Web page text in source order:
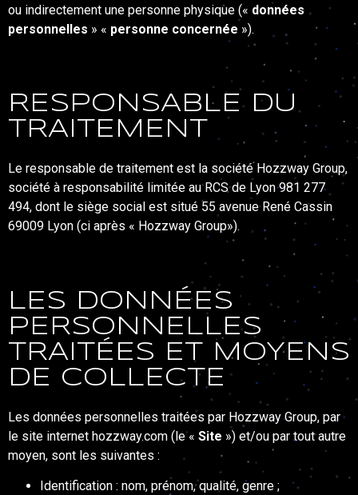
ou indirectement une personne physique (« données
personnelles » « personne concernée »).
RESPONSABLE DU
TRAITEMENT
Le responsable de traitement est la société Hozzway Group,
société à responsabilité limitée au RCS de Lyon 981 277
494, dont le siège social est situé 55 avenue René Cassin
69009 Lyon (ci après « Hozzway Group»).
LES DONNÉES
PERSONNELLES
TRAITÉES ET MOYENS
DE COLLECTE
Les données personnelles traitées par Hozzway Group, par
le site internet hozzway.com (le « Site ») et/ou par tout autre
moyen, sont les suivantes :
Identification : nom, prénom, qualité, genre ;